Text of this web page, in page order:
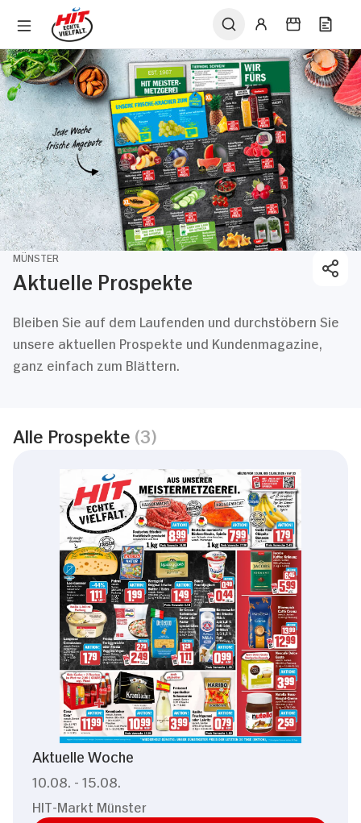
MÜNSTER
Aktuelle Prospekte
Bleiben Sie auf dem Laufenden und durchstöbern Sie
unsere aktuellen Prospekte und Kundenmagazine,
ganz einfach zum Blättern.
Alle Prospekte (3)
Aktuelle Woche
10.08. - 15.08.
HIT-Markt Münster